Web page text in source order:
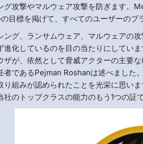
グ攻撃やマルウェア攻撃を防ぎます。
目標を掲げて、すべてのユーザーのブ
ング、ランサムウェア、マルウェアの
進化しているのを目の当たりにして
ザが、依然として脅威アクターの主
者であるPejman Roshanは述べました
り組みが認められたことを光栄に思い
のトップクラスの能力のもう1つの証で